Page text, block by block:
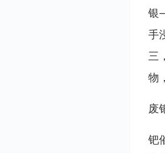
银
手
三
物
废
钯